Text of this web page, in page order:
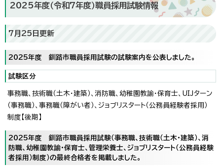
2025年度（令和7年度）職員採用試験情報
7月25日更新
2025年度 釧路市職員採用試験の試験案内を公表しました。
試験区分
事務職、技術職（土木・建築）、消防職、幼稚園教諭・保育士、UIJターン
（事務職）、事務職（障がい者）、ジョブリスタート（公務員経験者採用）
制度【後期】
2025年度 釧路市職員採用試験（事務職、技術職（土木・建築）、消
防職、幼稚園教諭・保育士、管理栄養士、ジョブリスタート（公務員経験
者採用）制度）の最終合格者を掲載しました。